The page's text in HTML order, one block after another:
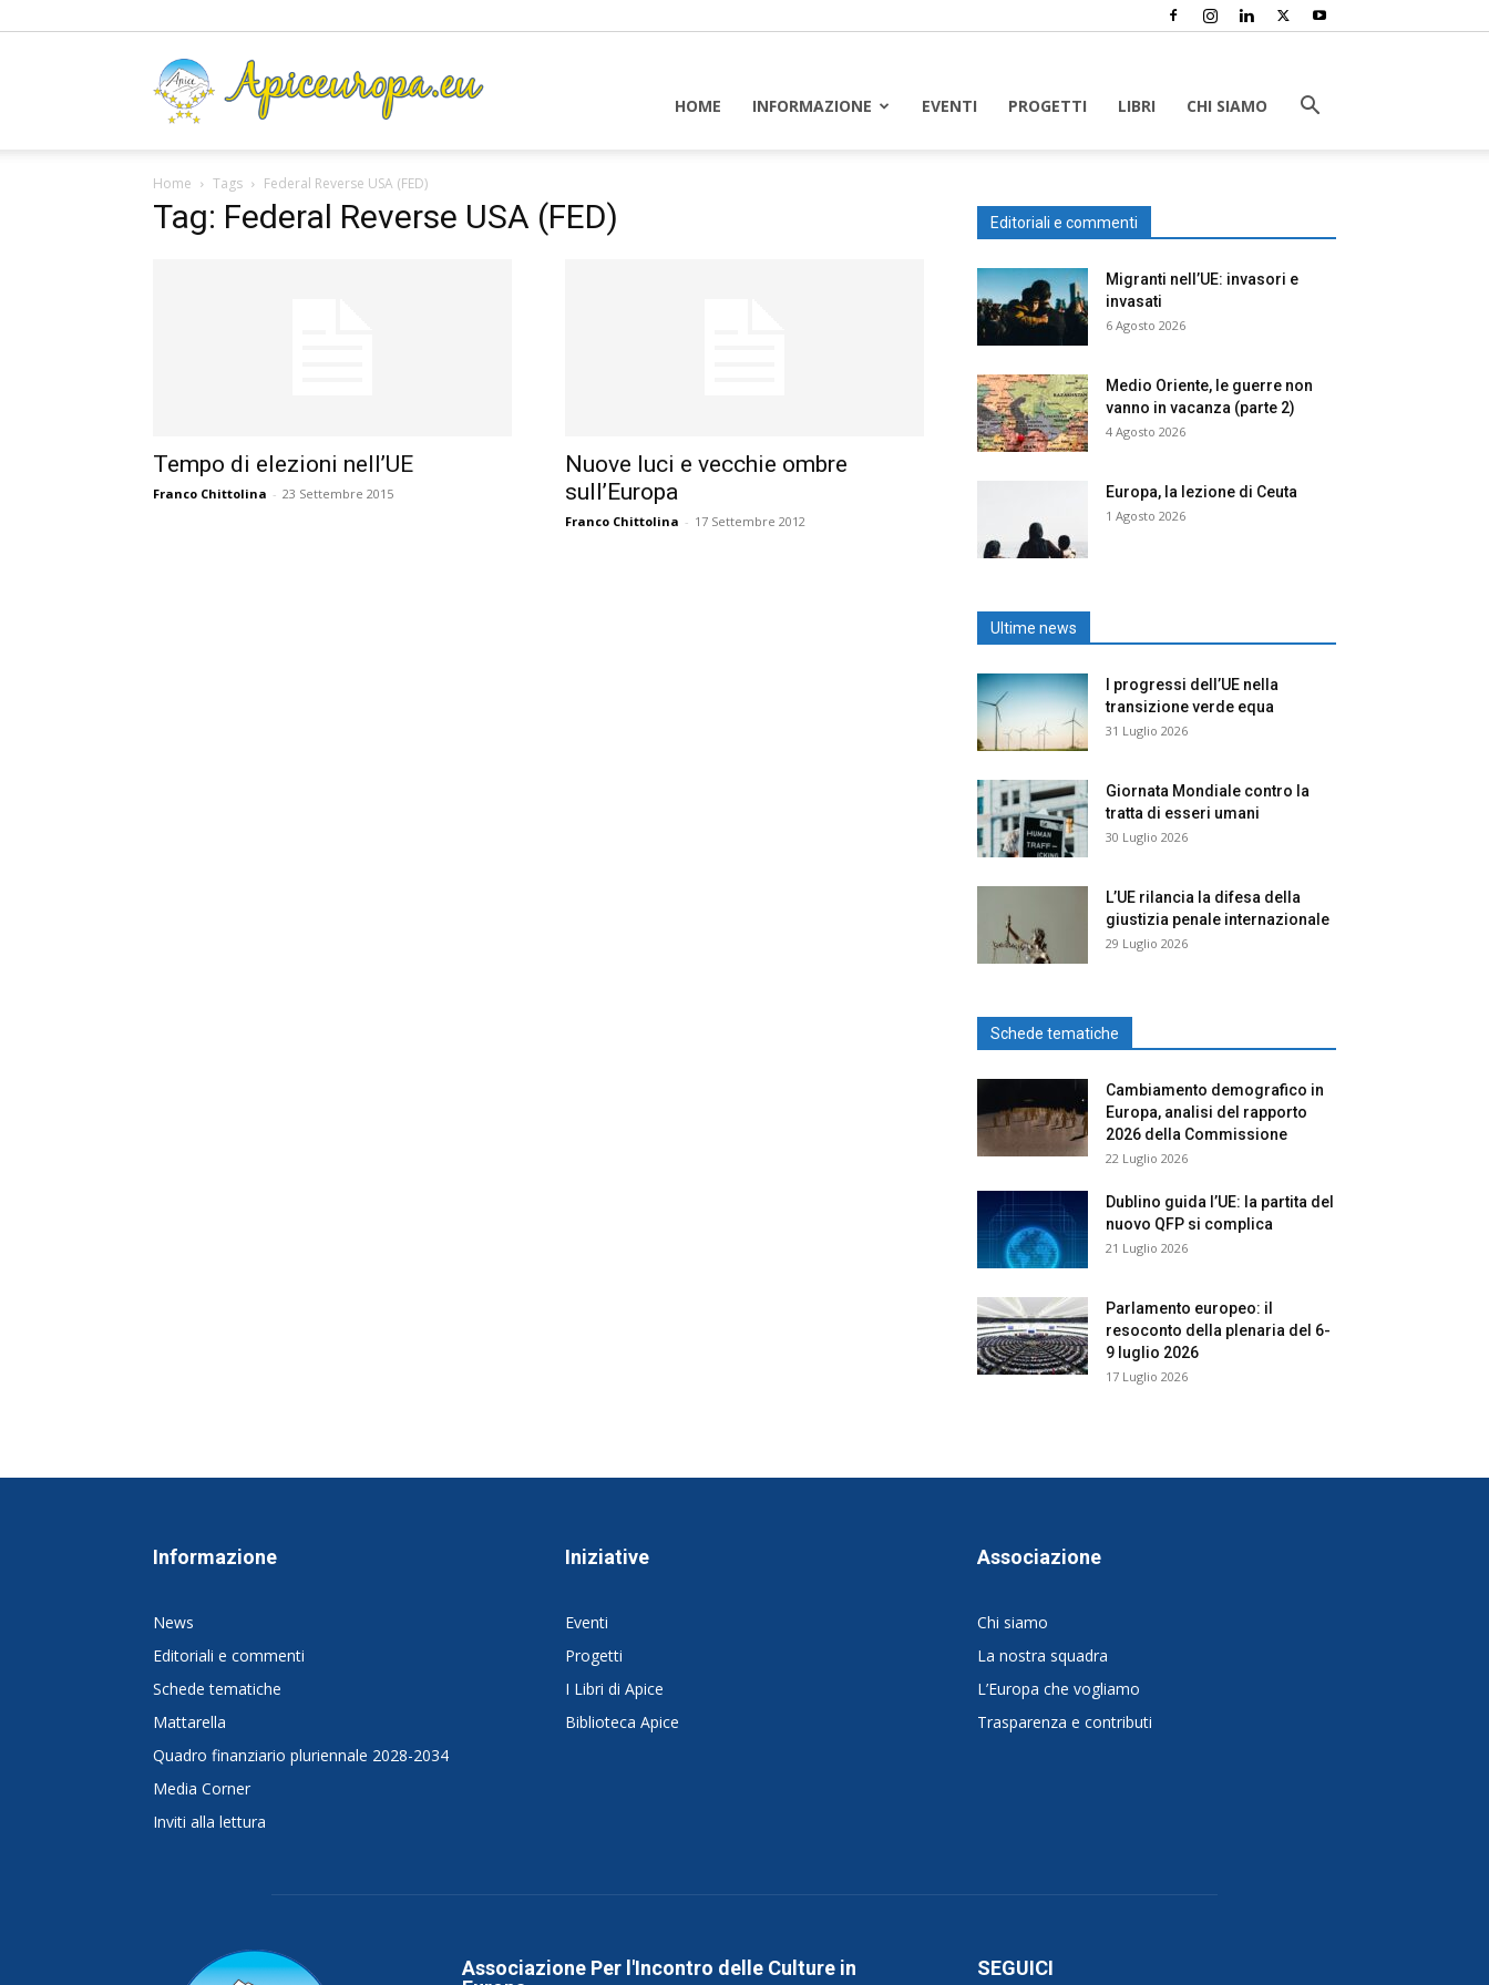
HOME INFORMAZIONE EVENTI PROGETTI LIBRI CHI SIAMO
Home Tags Federal Reverse USA (FED)
Tag: Federal Reverse USA (FED)
Tempo di elezioni nell’UE
Franco Chittolina - 23 Settembre 2015
Nuove luci e vecchie ombre
sull’Europa
Franco Chittolina - 17 Settembre 2012
Editoriali e commenti
Migranti nell’UE: invasori e
invasati
6 Agosto 2026
Medio Oriente, le guerre non
vanno in vacanza (parte 2)
4 Agosto 2026
Europa, la lezione di Ceuta
1 Agosto 2026
Ultime news
I progressi dell’UE nella
transizione verde equa
31 Luglio 2026
Giornata Mondiale contro la
tratta di esseri umani
30 Luglio 2026
L’UE rilancia la difesa della
giustizia penale internazionale
29 Luglio 2026
Schede tematiche
Cambiamento demografico in
Europa, analisi del rapporto
2026 della Commissione
22 Luglio 2026
Dublino guida l’UE: la partita del
nuovo QFP si complica
21 Luglio 2026
Parlamento europeo: il
resoconto della plenaria del 6-
9 luglio 2026
17 Luglio 2026
Informazione
News
Editoriali e commenti
Schede tematiche
Mattarella
Quadro finanziario pluriennale 2028-2034
Media Corner
Inviti alla lettura
Iniziative
Eventi
Progetti
I Libri di Apice
Biblioteca Apice
Associazione
Chi siamo
La nostra squadra
L’Europa che vogliamo
Trasparenza e contributi
Associazione Per l'Incontro delle Culture in
SEGUICI